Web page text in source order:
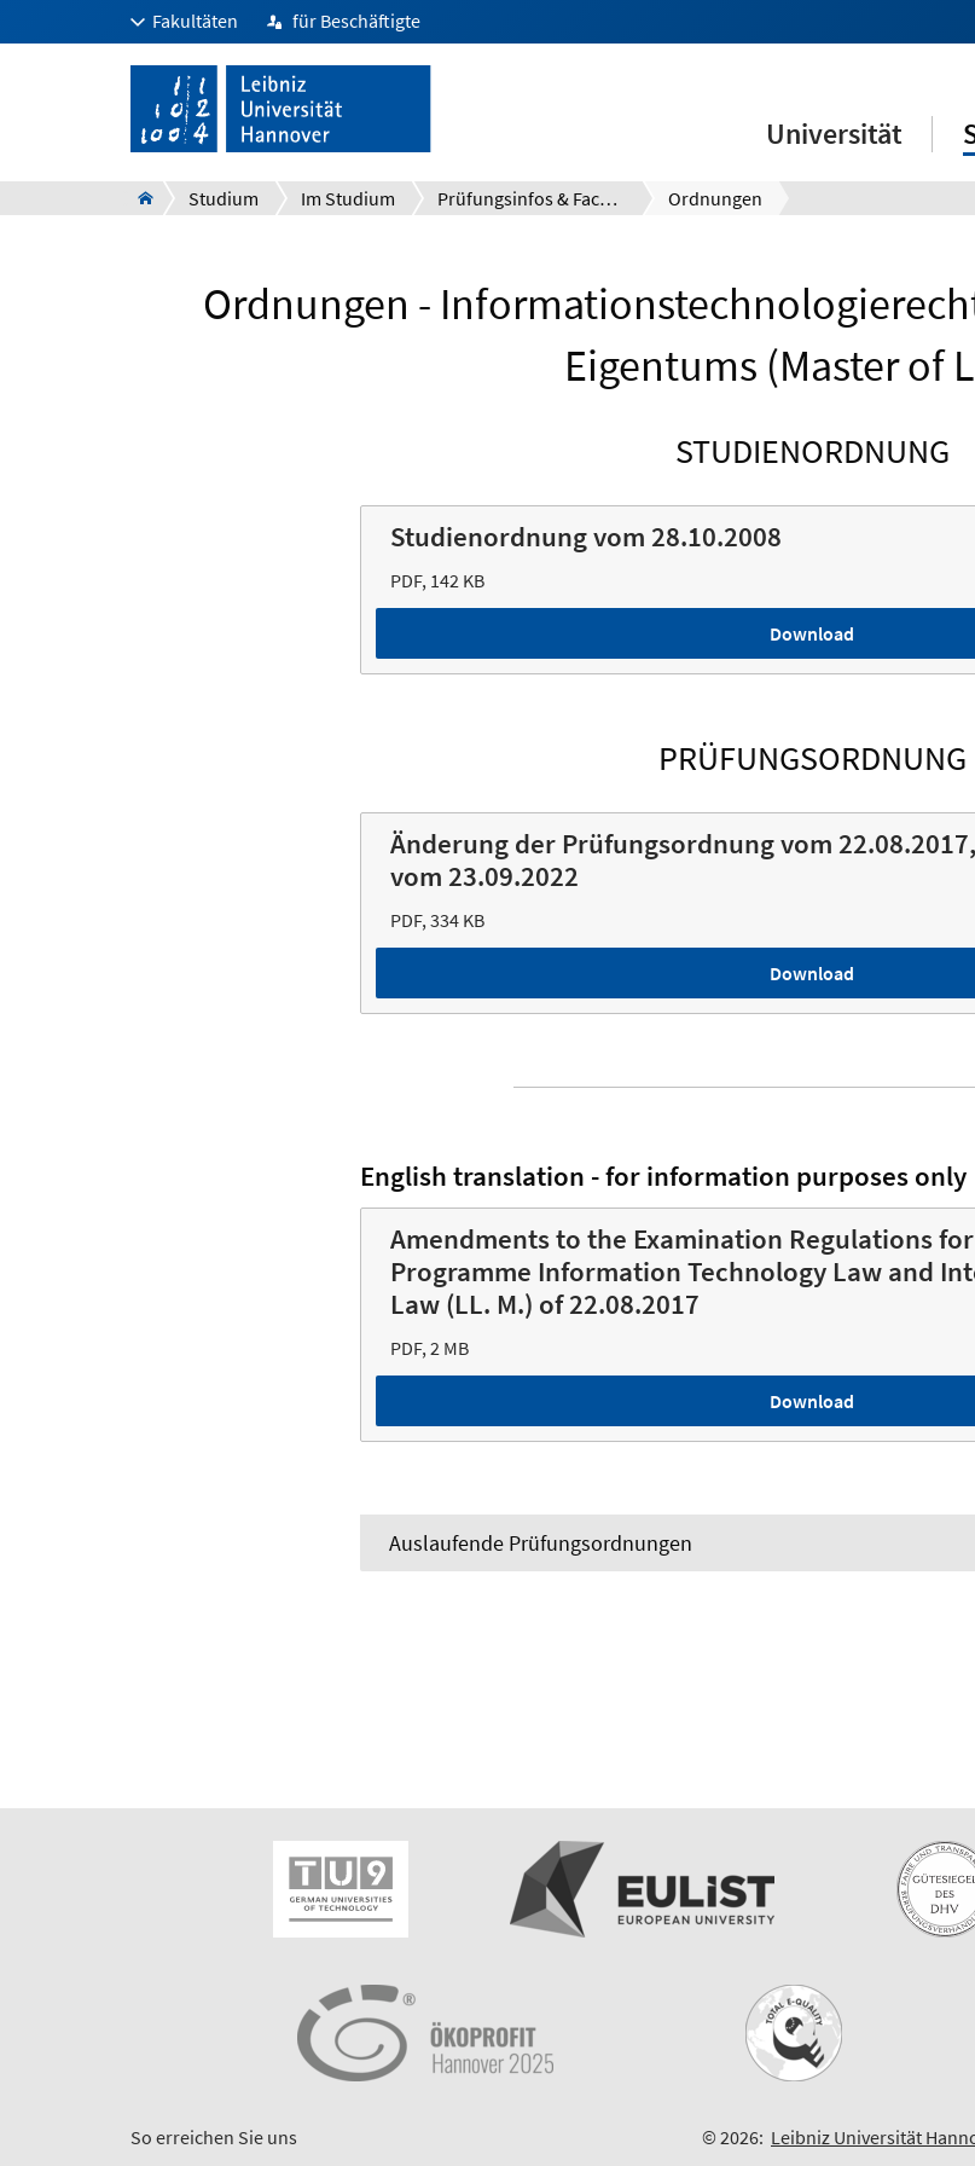
Fakultäten für Beschäftigte
Universität
Studium Im Studium Prüfungsinfos & Fachberatung Ordnungen
Ordnungen -
Eigentums (Master of
STUDIENORDNUNG
Studienordnung vom 28.10.2008
PDF, 142 KB
Download
PRÜFUNGSORDNUNG
Änderung der Prüfungsordnung vom
vom 23.09.2022
PDF, 334 KB
Download
English translation - for information purposes only
Amendments to the Examination Regulations
Programme Information Technology Law and
Law (LL. M.) of 22.08.2017
PDF, 2 MB
Download
Auslaufende Prüfungsordnungen
So erreichen Sie uns © 2026: Leibniz Universität